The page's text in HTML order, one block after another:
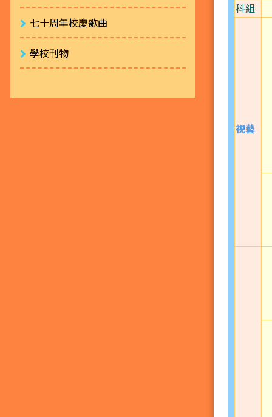
七十周年校慶歌曲
學校刊物
科組
視藝